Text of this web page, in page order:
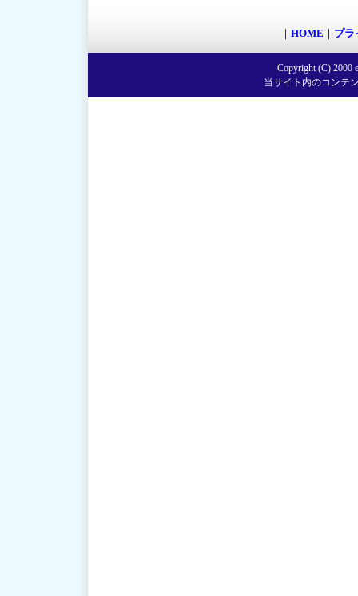
｜ HOME ｜ プラ
Copyright (C) 2000
当サイト内のコンテ